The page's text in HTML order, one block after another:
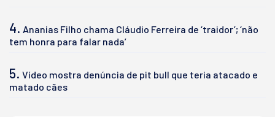
4. Ananias Filho chama Cláudio Ferreira de ‘traidor’; ‘não
tem honra para falar nada’
5. Vídeo mostra denúncia de pit bull que teria atacado e
matado cães